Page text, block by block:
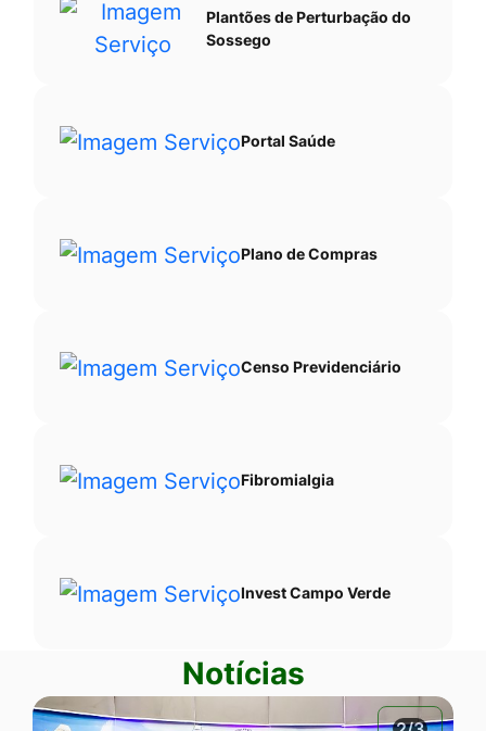
Plantões de Perturbação do
Sossego
Portal Saúde
Plano de Compras
Censo Previdenciário
Fibromialgia
Invest Campo Verde
Notícias